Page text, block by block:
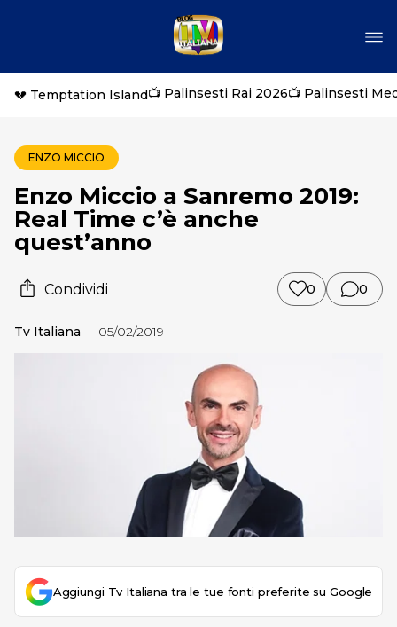
💔 Temptation Island📺 Palinsesti Rai 2026📺 Palinsesti
ENZO MICCIO
Enzo Miccio a Sanremo 2019:
Real Time c’è anche
quest’anno
Condividi 0 0
Tv Italiana 05/02/2019
Aggiungi Tv Italiana tra le tue fonti preferite su Google